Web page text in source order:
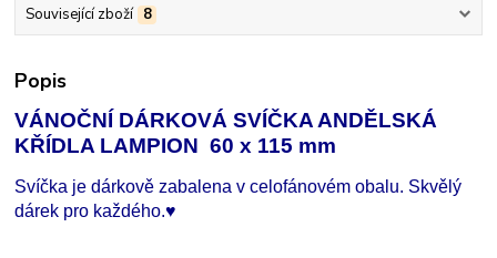
Související zboží 8
Popis
VÁNOČNÍ DÁRKOVÁ SVÍČKA ANDĚLSKÁ
KŘÍDLA LAMPION 60 x 115 mm
Svíčka je dárkově zabalena v celofánovém obalu. Skvělý
dárek pro každého.♥